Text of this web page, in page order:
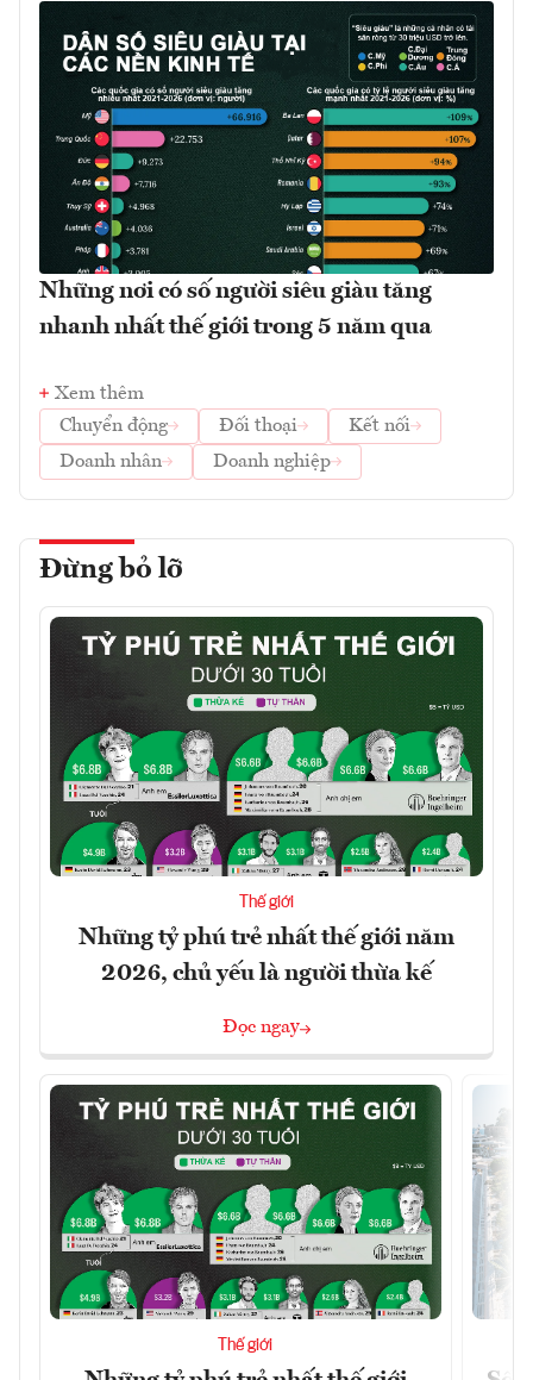
Những nơi có số người siêu giàu tăng
nhanh nhất thế giới trong 5 năm qua
Xem thêm
Chuyển động
Đối thoại
Kết nối
Doanh nhân
Doanh nghiệp
Đừng bỏ lỡ
Thế giới
Những tỷ phú trẻ nhất thế giới năm
2026, chủ yếu là người thừa kế
Đọc ngay
Thế giới